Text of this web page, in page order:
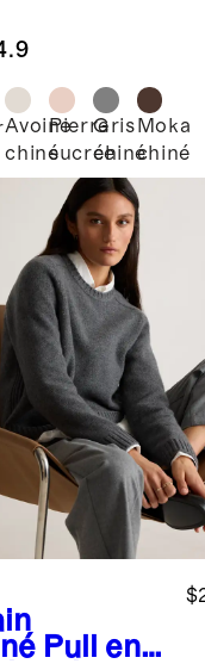
Avoine
chiné
Pierre
sucrée
Gris
chiné
Moka
chiné
Pull en